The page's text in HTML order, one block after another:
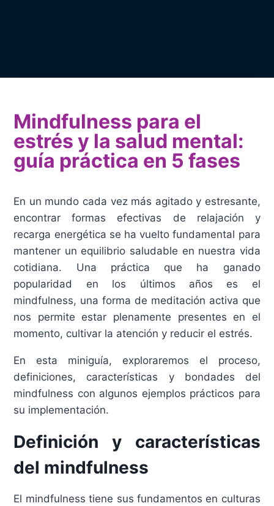
Mindfulness para el
estrés y la salud mental:
guía práctica en 5 fases
En un mundo cada vez más agitado y estresante,
encontrar formas efectivas de relajación y
recarga energética se ha vuelto fundamental para
mantener un equilibrio saludable en nuestra vida
cotidiana. Una práctica que ha ganado
popularidad en los últimos años es el
mindfulness, una forma de meditación activa que
nos permite estar plenamente presentes en el
momento, cultivar la atención y reducir el estrés.
En esta miniguía, exploraremos el proceso,
definiciones, características y bondades del
mindfulness con algunos ejemplos prácticos para
su implementación.
Definición y características
del mindfulness
El mindfulness tiene sus fundamentos en culturas